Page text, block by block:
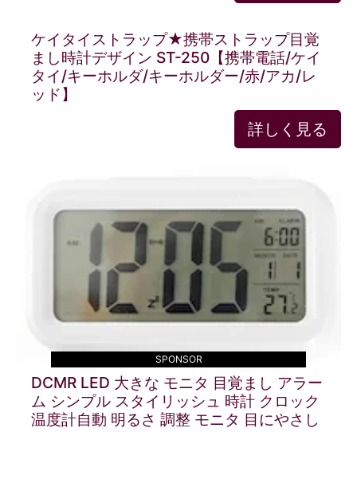
ケイタイストラップ★携帯ストラップ目覚
まし時計デザイン ST-250【携帯電話/ケイ
タイ/キーホルダ/キーホルダー/赤/アカ/レ
ッド】
詳しく見る
DCMR LED 大きな モニタ 目覚まし アラー
ム シンプル スタイリッシュ 時計 クロック
温度計自動 明るさ 調整 モニタ 目にやさし
SPONSOR